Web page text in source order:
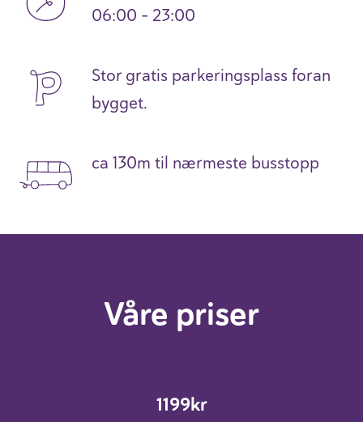
06:00 – 23:00
Stor gratis parkeringsplass foran
bygget.
ca 130m til nærmeste busstopp
Våre priser
1199kr